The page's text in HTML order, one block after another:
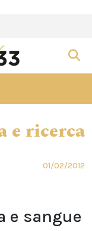
e ricerca
01/02/2012
e sangue